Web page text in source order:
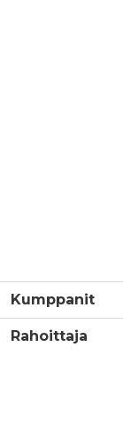
Kumppanit
Rahoittaja